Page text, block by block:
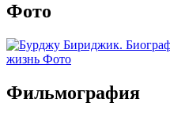
Фото
Фильмография